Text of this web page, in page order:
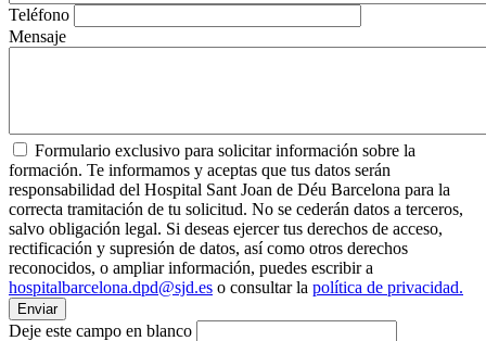
Teléfono
Mensaje
Formulario exclusivo para solicitar información sobre la
formación. Te informamos y aceptas que tus datos serán
responsabilidad del Hospital Sant Joan de Déu Barcelona para la
correcta tramitación de tu solicitud. No se cederán datos a terceros,
salvo obligación legal. Si deseas ejercer tus derechos de acceso,
rectificación y supresión de datos, así como otros derechos
reconocidos, o ampliar información, puedes escribir a
hospitalbarcelona.dpd@sjd.es o consultar la política de privacidad.
Deje este campo en blanco